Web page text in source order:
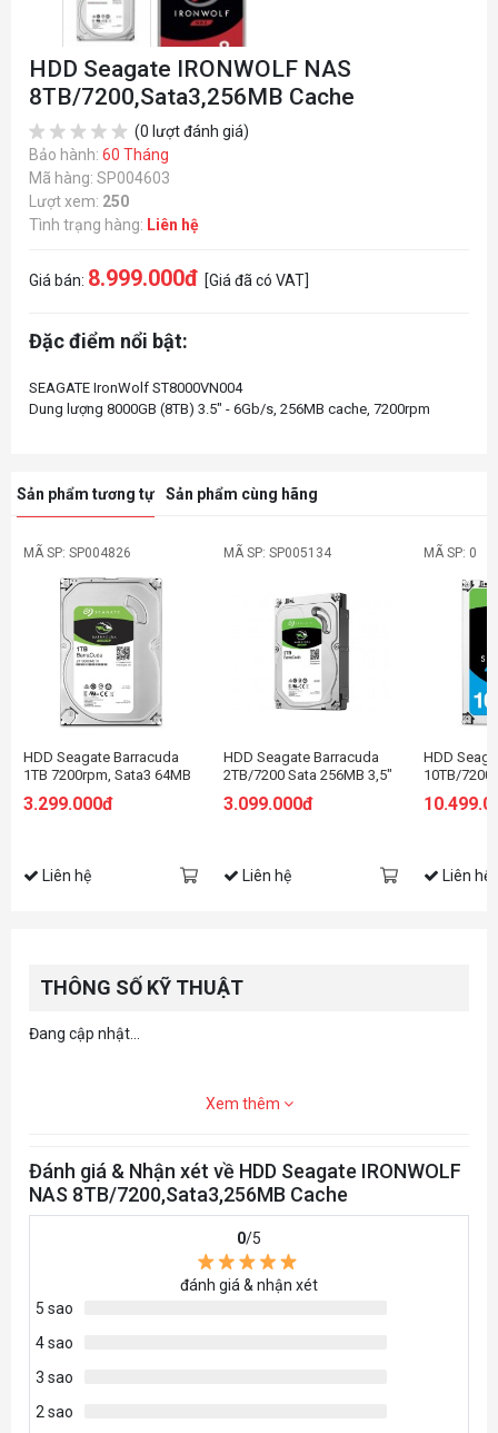
HDD Seagate IRONWOLF NAS
8TB/7200,Sata3,256MB Cache
(0 lượt đánh giá)
Bảo hành: 60 Tháng
Mã hàng: SP004603
Lượt xem: 250
Tình trạng hàng: Liên hệ
Giá bán: 8.999.000đ [Giá đã có VAT]
Đặc điểm nổi bật:
SEAGATE IronWolf ST8000VN004
Sản phẩm tương tự Sản phẩm cùng hãng
MÃ SP: SP004826
HDD Seagate Barracuda
1TB 7200rpm, Sata3 64MB
3.299.000đ
Liên hệ
MÃ SP: SP005134
HDD Seagate Barracuda
2TB/7200 Sata 256MB 3,5"
3.099.000đ
Liên hệ
MÃ SP: 0
HDD
10TB/
Liên hệ
THÔNG SỐ KỸ THUẬT
Đang cập nhật...
Xem thêm
Đánh giá & Nhận xét về HDD Seagate IRONWOLF
NAS 8TB/7200,Sata3,256MB Cache
0/5
đánh giá & nhận xét
5 sao
4 sao
3 sao
2 sao